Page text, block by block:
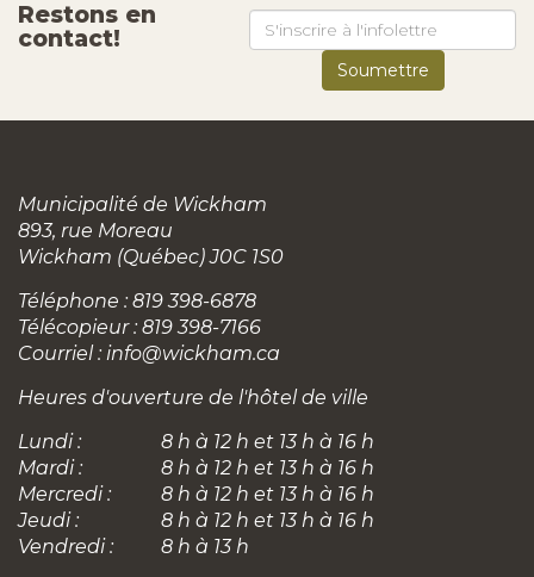
Restons en
contact!
Municipalité de Wickham
893, rue Moreau
Wickham (Québec) J0C 1S0
Téléphone : 819 398-6878
Télécopieur : 819 398-7166
Courriel : info@wickham.ca
Heures d'ouverture de l'hôtel de ville
Lundi :
8 h à 12 h et 13 h à 16 h
Mardi :
8 h à 12 h et 13 h à 16 h
Mercredi :
8 h à 12 h et 13 h à 16 h
Jeudi :
8 h à 12 h et 13 h à 16 h
Vendredi :
8 h à 13 h